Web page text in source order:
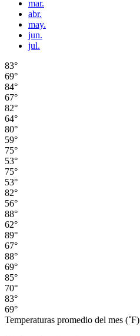
mar.
abr.
may.
jun.
jul.
83°
69°
84°
67°
82°
64°
80°
59°
75°
53°
75°
53°
82°
56°
88°
62°
89°
67°
88°
69°
85°
70°
83°
69°
Temperaturas promedio del mes (˚F)